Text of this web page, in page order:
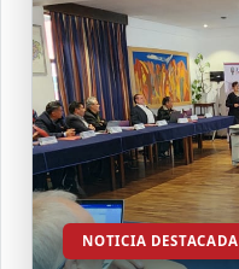
NOTICIA DESTACADA